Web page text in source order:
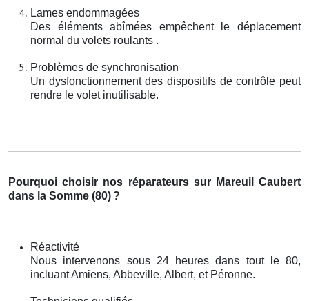
Lames endommagées
Des éléments abîmées empêchent le déplacement
normal du volets roulants .
Problèmes de synchronisation
Un dysfonctionnement des dispositifs de contrôle peut
rendre le volet inutilisable.
Pourquoi choisir nos réparateurs sur Mareuil Caubert
dans la Somme (80) ?
Réactivité
Nous intervenons sous 24 heures dans tout le 80,
incluant Amiens, Abbeville, Albert, et Péronne.